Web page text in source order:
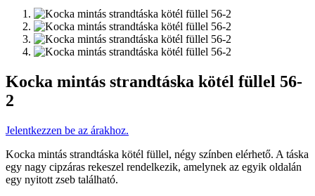
Kocka mintás strandtáska kötél füllel 56-
2
Jelentkezzen be az árakhoz.
Kocka mintás strandtáska kötél füllel, négy színben elérhető. A táska
egy nagy cipzáras rekeszel rendelkezik, amelynek az egyik oldalán
egy nyitott zseb található.